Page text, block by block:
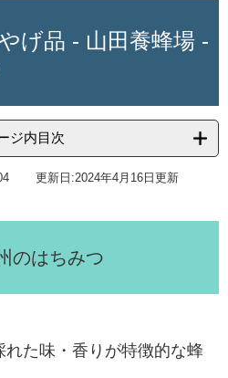
げ品 - 山田養蜂場 -
ジ内目次
更新日:2024年4月16日更新
はちみつ
た味・香りが特徴的な蜂